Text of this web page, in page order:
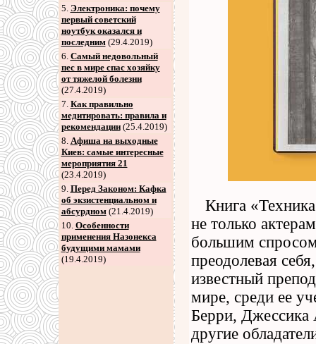
5. Электроника: почему
первый советский
ноутбук оказался и
последним(29.4.2019)
6. Самый недовольный
пес в мире спас хозяйку
от тяжелой болезни
(27.4.2019)
7. Как правильно
медитировать: правила и
рекомендации(25.4.2019)
8. Афиша на выходные
Киев: самые интересные
мероприятия 21
(23.4.2019)
9. Перед Законом: Кафка
об экзистенциальном и
абсурдном(21.4.2019)
10. Особенности
применения Назонекса
будущими мамами
(19.4.2019)
Книга
не только
большим
преодолевая
известный
мире, среди ее
Берри,
другие